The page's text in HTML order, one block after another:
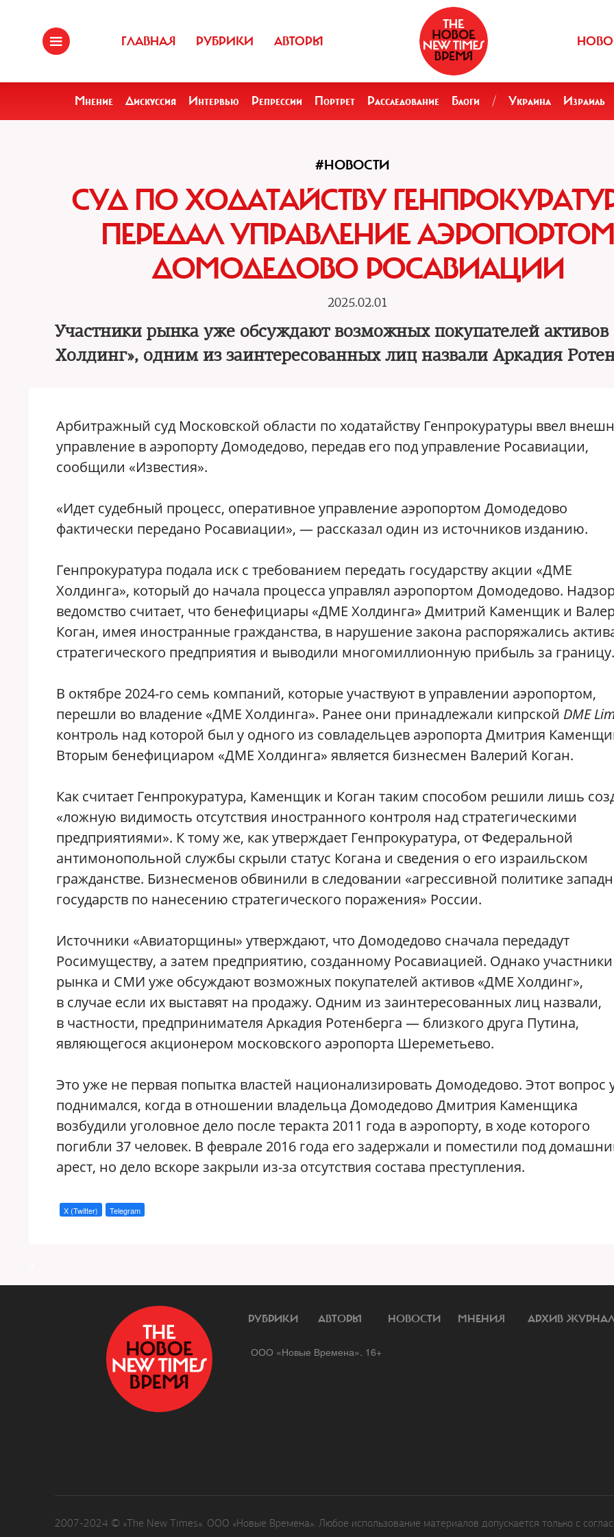
ГЛАВНАЯ РУБРИКИ АВТОРЫ
Мнение Дискуссия Интервью Репрессии Портрет Расследование Блоги / Украина Израиль
#НОВОСТИ
СУД ПО ХОДАТАЙСТВУ
ПЕРЕДАЛ УПРАВЛЕНИЕ АЭРОПОРТОМ
ДОМОДЕДОВО РОСАВИАЦИИ
2025.02.01
Участники рынка уже обсуждают возможных покупателей
Холдинг», одним из заинтересованных лиц назвали Аркадия
Арбитражный суд Московской области по ходатайству Генпрокуратуры ввел
управление в аэропорту Домодедово, передав его под управление Росавиации,
сообщили «Известия».
«Идет судебный процесс, оперативное управление аэропортом Домодедово
фактически передано Росавиации», — рассказал один из источников изданию.
Генпрокуратура подала иск с требованием передать государству акции «ДМЕ
Холдинга», который до начала процесса управлял аэропортом Домодедово.
ведомство считает, что бенефициары «ДМЕ Холдинга» Дмитрий Каменщик и
Коган, имея иностранные гражданства, в нарушение закона распоряжались
стратегического предприятия и выводили многомиллионную прибыль за границу.
В октябре 2024-го семь компаний, которые участвуют в управлении аэропортом,
перешли во владение «ДМЕ Холдинга». Ранее они принадлежали кипрской DME
контроль над которой был у одного из совладельцев аэропорта Дмитрия
Вторым бенефициаром «ДМЕ Холдинга» является бизнесмен Валерий Коган.
Как считает Генпрокуратура, Каменщик и Коган таким способом решили лишь
«ложную видимость отсутствия иностранного контроля над стратегическими
предприятиями». К тому же, как утверждает Генпрокуратура, от Федеральной
антимонопольной службы скрыли статус Когана и сведения о его израильском
гражданстве. Бизнесменов обвинили в следовании «агрессивной политике
государств по нанесению стратегического поражения» России.
Источники «Авиаторщины» утверждают, что Домодедово сначала передадут
Росимуществу, а затем предприятию, созданному Росавиацией. Однако участники
рынка и СМИ уже обсуждают возможных покупателей активов «ДМЕ Холдинг»,
в случае если их выставят на продажу. Одним из заинтересованных лиц назвали,
в частности, предпринимателя Аркадия Ротенберга — близкого друга Путина,
являющегося акционером московского аэропорта Шереметьево.
Это уже не первая попытка властей национализировать Домодедово. Этот вопрос
поднимался, когда в отношении владельца Домодедово Дмитрия Каменщика
возбудили уголовное дело после теракта 2011 года в аэропорту, в ходе которого
погибли 37 человек. В феврале 2016 года его задержали и поместили под
арест, но дело вскоре закрыли из-за отсутствия состава преступления.
X (Twitter) Telegram
РУБРИКИ АВТОРЫ НОВОСТИ МНЕНИЯ АРХИВ
ООО «Новые Времена». 16+
2007-2024 © «The New Times». ООО «Новые Времена». Любое использование материалов допускается только с